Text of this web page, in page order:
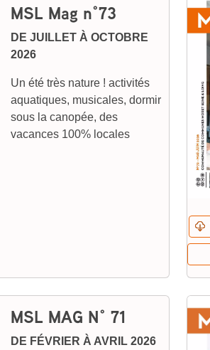
MSL Mag n°73
DE JUILLET À OCTOBRE
2026
Un été très nature ! activités
aquatiques, musicales, dormir
sous la canopée, des
vacances 100% locales
MSL MAG N° 71
DE FÉVRIER À AVRIL 2026